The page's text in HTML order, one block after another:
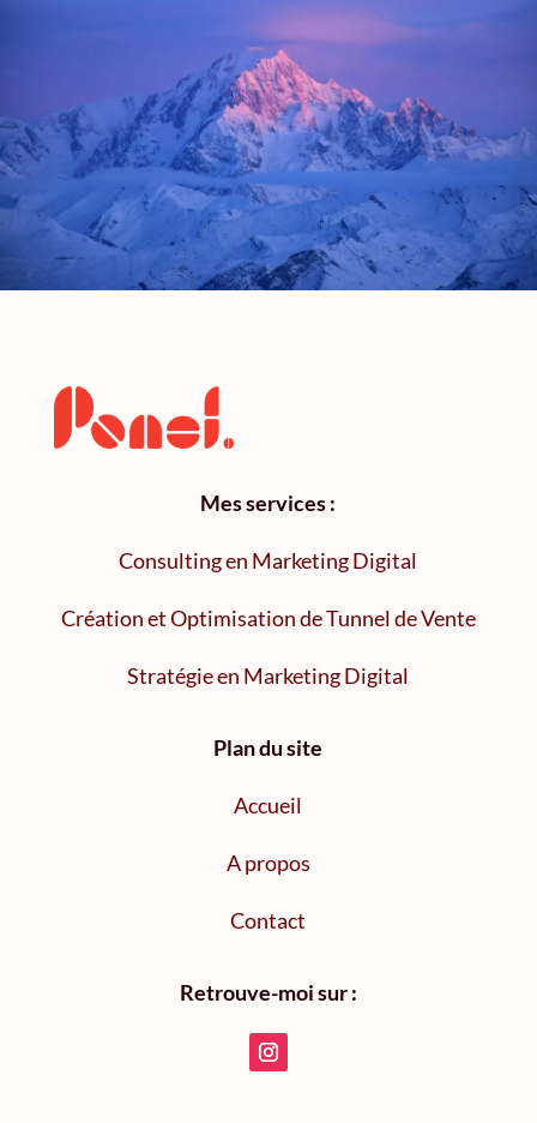
Mes services :
Consulting en Marketing Digital
Création et Optimisation de Tunnel de Vente
Stratégie en Marketing Digital
Plan du site
Accueil
A propos
Contact
Retrouve-moi sur :